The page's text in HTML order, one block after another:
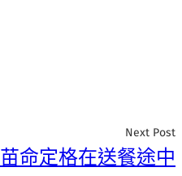
Next Post
命定格在送餐途中